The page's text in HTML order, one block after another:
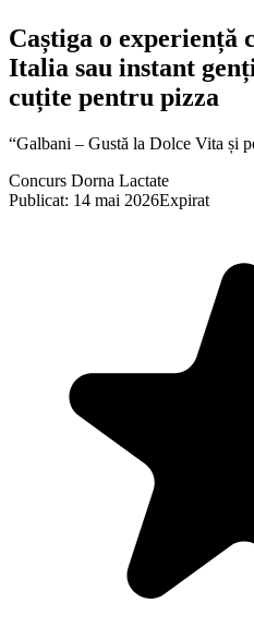
Caștiga o experiență
Italia sau instant
cuțite pentru pizza
“Galbani – Gustă la Dolce Vita și
Concurs Dorna Lactate
Publicat: 14 mai 2026Expirat